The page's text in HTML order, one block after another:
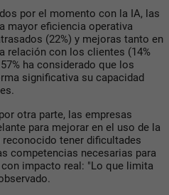
por el momento con la IA, las
mayor eficiencia operativa
(22%) y mejoras tanto en
relación con los clientes (14%
ha considerado que los
significativa su capacidad
otra parte, las empresas
para mejorar en el uso de la
reconocido tener dificultades
competencias necesarias para
impacto real: "Lo que limita